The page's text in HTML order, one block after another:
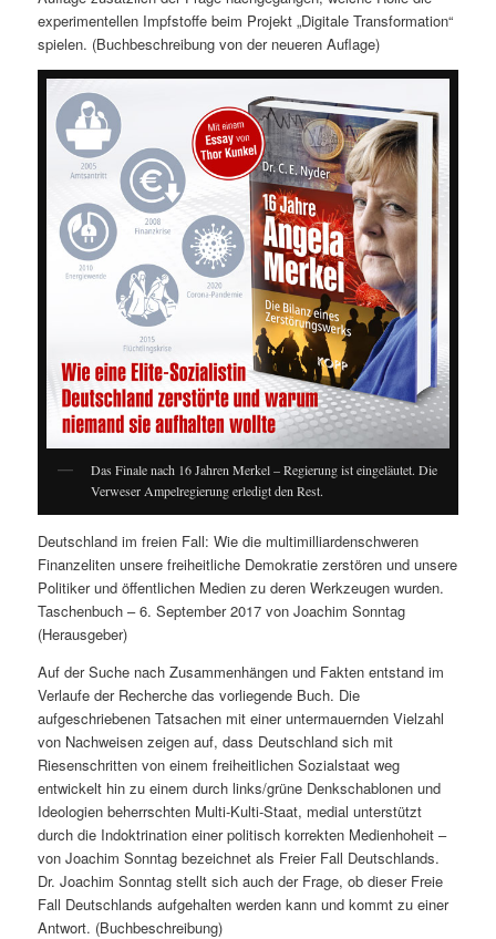
experimentellen Impfstoffe beim Projekt „Digitale Transformation“
spielen. (Buchbeschreibung von der neueren Auflage)
Das Finale nach 16 Jahren Merkel – Regierung ist eingeläutet. Die
Verweser Ampelregierung erledigt den Rest.
Deutschland im freien Fall: Wie die multimilliardenschweren
Finanzeliten unsere freiheitliche Demokratie zerstören und unsere
Politiker und öffentlichen Medien zu deren Werkzeugen wurden.
Taschenbuch – 6. September 2017 von Joachim Sonntag
(Herausgeber)
Auf der Suche nach Zusammenhängen und Fakten entstand im
Verlaufe der Recherche das vorliegende Buch. Die
aufgeschriebenen Tatsachen mit einer untermauernden Vielzahl
von Nachweisen zeigen auf, dass Deutschland sich mit
Riesenschritten von einem freiheitlichen Sozialstaat weg
entwickelt hin zu einem durch links/grüne Denkschablonen und
Ideologien beherrschten Multi-Kulti-Staat, medial unterstützt
durch die Indoktrination einer politisch korrekten Medienhoheit –
von Joachim Sonntag bezeichnet als Freier Fall Deutschlands.
Dr. Joachim Sonntag stellt sich auch der Frage, ob dieser Freie
Fall Deutschlands aufgehalten werden kann und kommt zu einer
Antwort. (Buchbeschreibung)